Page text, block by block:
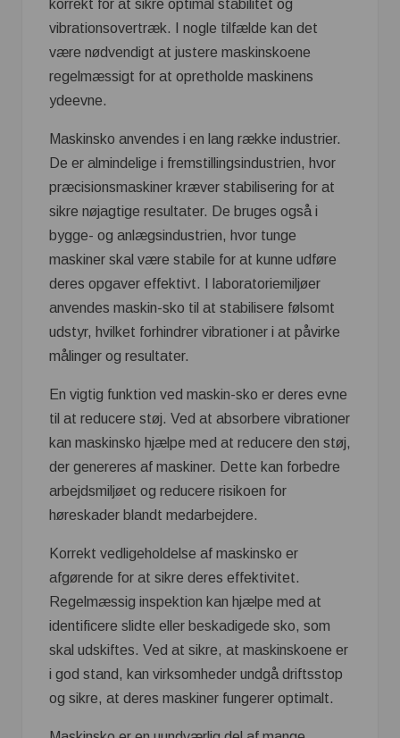
korrekt for at sikre optimal stabilitet og
vibrationsovertræk. I nogle tilfælde kan det
være nødvendigt at justere maskinskoene
regelmæssigt for at opretholde maskinens
ydeevne.
Maskinsko anvendes i en lang række industrier.
De er almindelige i fremstillingsindustrien, hvor
præcisionsmaskiner kræver stabilisering for at
sikre nøjagtige resultater. De bruges også i
bygge- og anlægsindustrien, hvor tunge
maskiner skal være stabile for at kunne udføre
deres opgaver effektivt. I laboratoriemiljøer
anvendes maskin-sko til at stabilisere følsomt
udstyr, hvilket forhindrer vibrationer i at påvirke
målinger og resultater.
En vigtig funktion ved maskin-sko er deres evne
til at reducere støj. Ved at absorbere vibrationer
kan maskinsko hjælpe med at reducere den støj,
der genereres af maskiner. Dette kan forbedre
arbejdsmiljøet og reducere risikoen for
høreskader blandt medarbejdere.
Korrekt vedligeholdelse af maskinsko er
afgørende for at sikre deres effektivitet.
Regelmæssig inspektion kan hjælpe med at
identificere slidte eller beskadigede sko, som
skal udskiftes. Ved at sikre, at maskinskoene er
i god stand, kan virksomheder undgå driftsstop
og sikre, at deres maskiner fungerer optimalt.